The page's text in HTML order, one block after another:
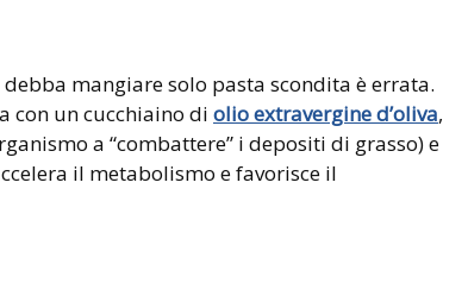
debba mangiare solo pasta scondita è errata.
con un cucchiaino di olio extravergine d’oliva,
a “combattere” i depositi di grasso) e
il metabolismo e favorisce il